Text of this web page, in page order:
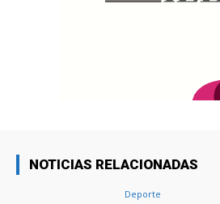
NOTICIAS RELACIONADAS
Deporte